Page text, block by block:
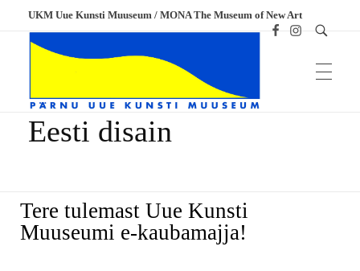
UKM Uue Kunsti Muuseum / MONA The Museum of New Art
Eesti disain
Tere tulemast Uue Kunsti
Muuseumi e-kaubamajja!